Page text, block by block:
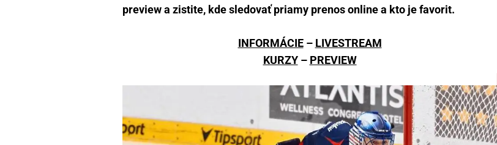
preview a zistite, kde sledovať priamy prenos online a kto je favorit.
INFORMÁCIE– LIVESTREAM
KURZY– PREVIEW